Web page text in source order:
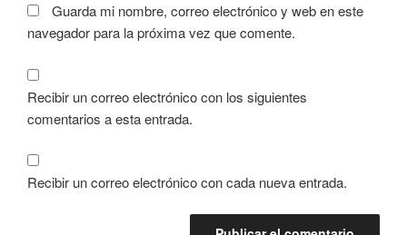
Guarda mi nombre, correo electrónico y web en este
navegador para la próxima vez que comente.
Recibir un correo electrónico con los siguientes
comentarios a esta entrada.
Recibir un correo electrónico con cada nueva entrada.